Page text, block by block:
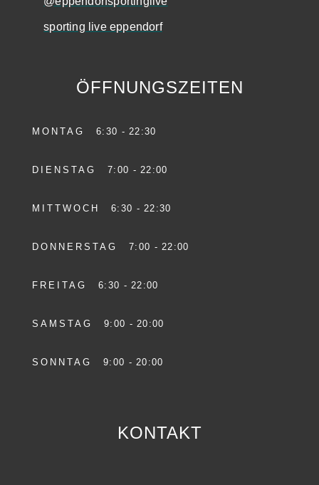
sporting live eppendorf
ÖFFNUNGSZEITEN
MONTAG 6:30 - 22:30
DIENSTAG 7:00 - 22:00
MITTWOCH 6:30 - 22:30
DONNERSTAG 7:00 - 22:00
FREITAG 6:30 - 22:00
SAMSTAG 9:00 - 20:00
SONNTAG 9:00 - 20:00
KONTAKT